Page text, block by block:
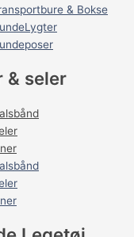
& Bokse
& seler